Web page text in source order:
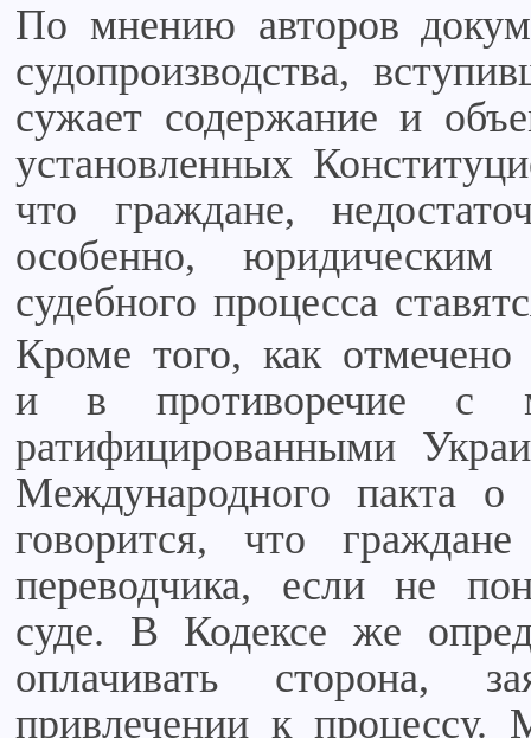
По мнению авторов
судопроизводства,
сужает содержание и
установленных
что граждане,
особенно,
судебного процесса
Кроме того, как отмечено
и в противоречие с
ратифицированными
Международного пакта о
говорится, что
переводчика, если не
суде. В Кодексе же
оплачивать сторона,
привлечении к процессу.